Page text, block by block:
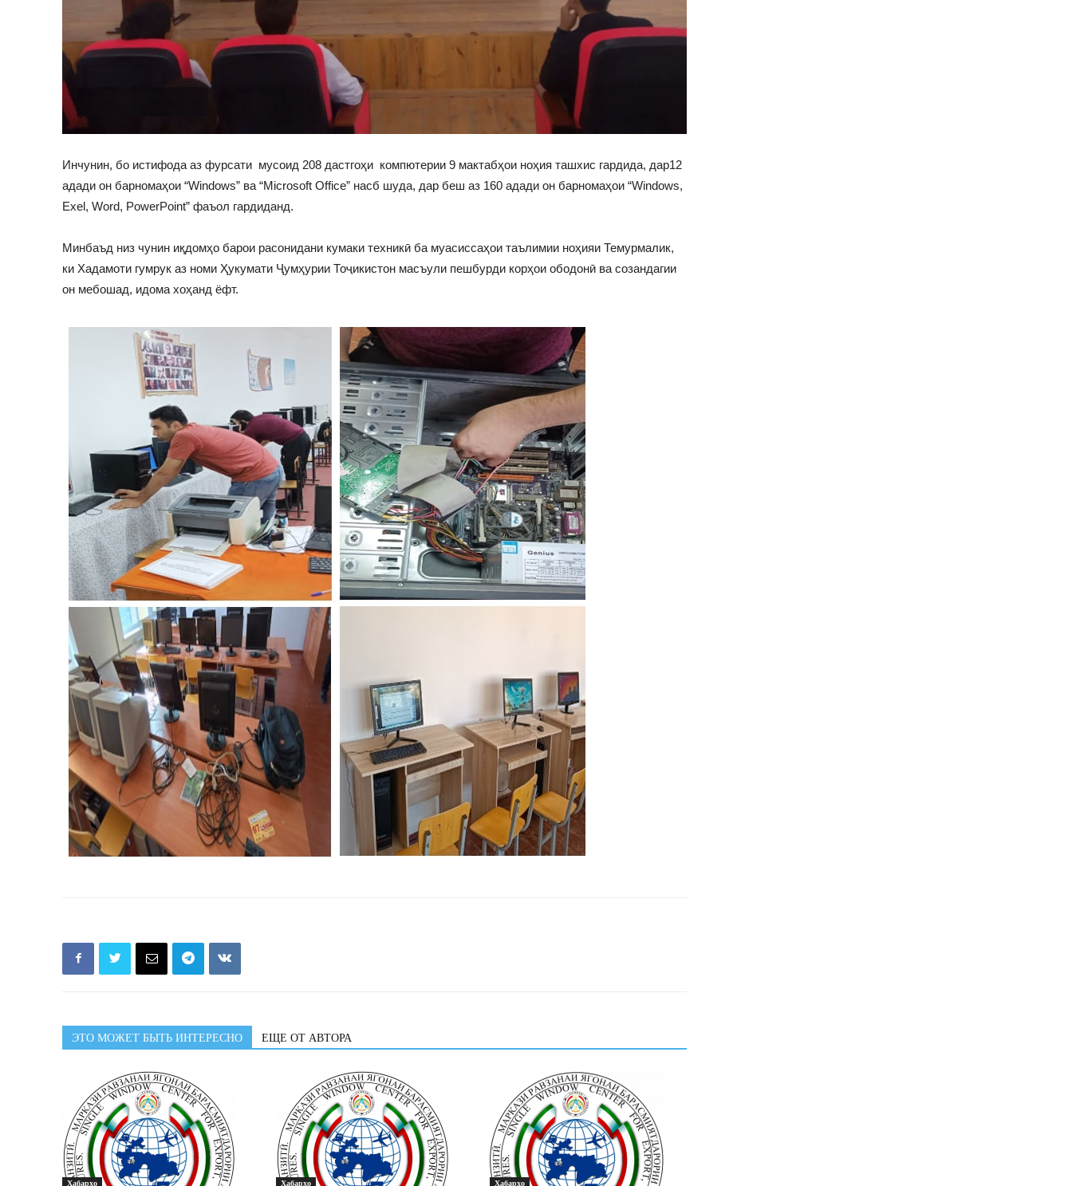
Инчунин, бо истифода аз фурсати мусоид 208 дастгоҳи компютерии 9 мактабҳои ноҳия ташхис гардида, дар12
адади он барномаҳои “Windows” ва “Microsoft Office” насб шуда, дар беш аз 160 адади он барномаҳои “Windows,
Exel, Word, PowerPoint” фаъол гардиданд.
Минбаъд низ чунин иқдомҳо барои расонидани кумаки техникӣ ба муасиссаҳои таълимии ноҳияи Темурмалик,
ки Хадамоти гумрук аз номи Ҳукумати Ҷумҳурии Тоҷикистон масъули пешбурди корҳои ободонӣ ва созандагии
он мебошад, идома хоҳанд ёфт.
ЭТО МОЖЕТ БЫТЬ ИНТЕРЕСНО ЕЩЕ ОТ АВТОРА
Хабарҳо Хабарҳо Хабарҳо